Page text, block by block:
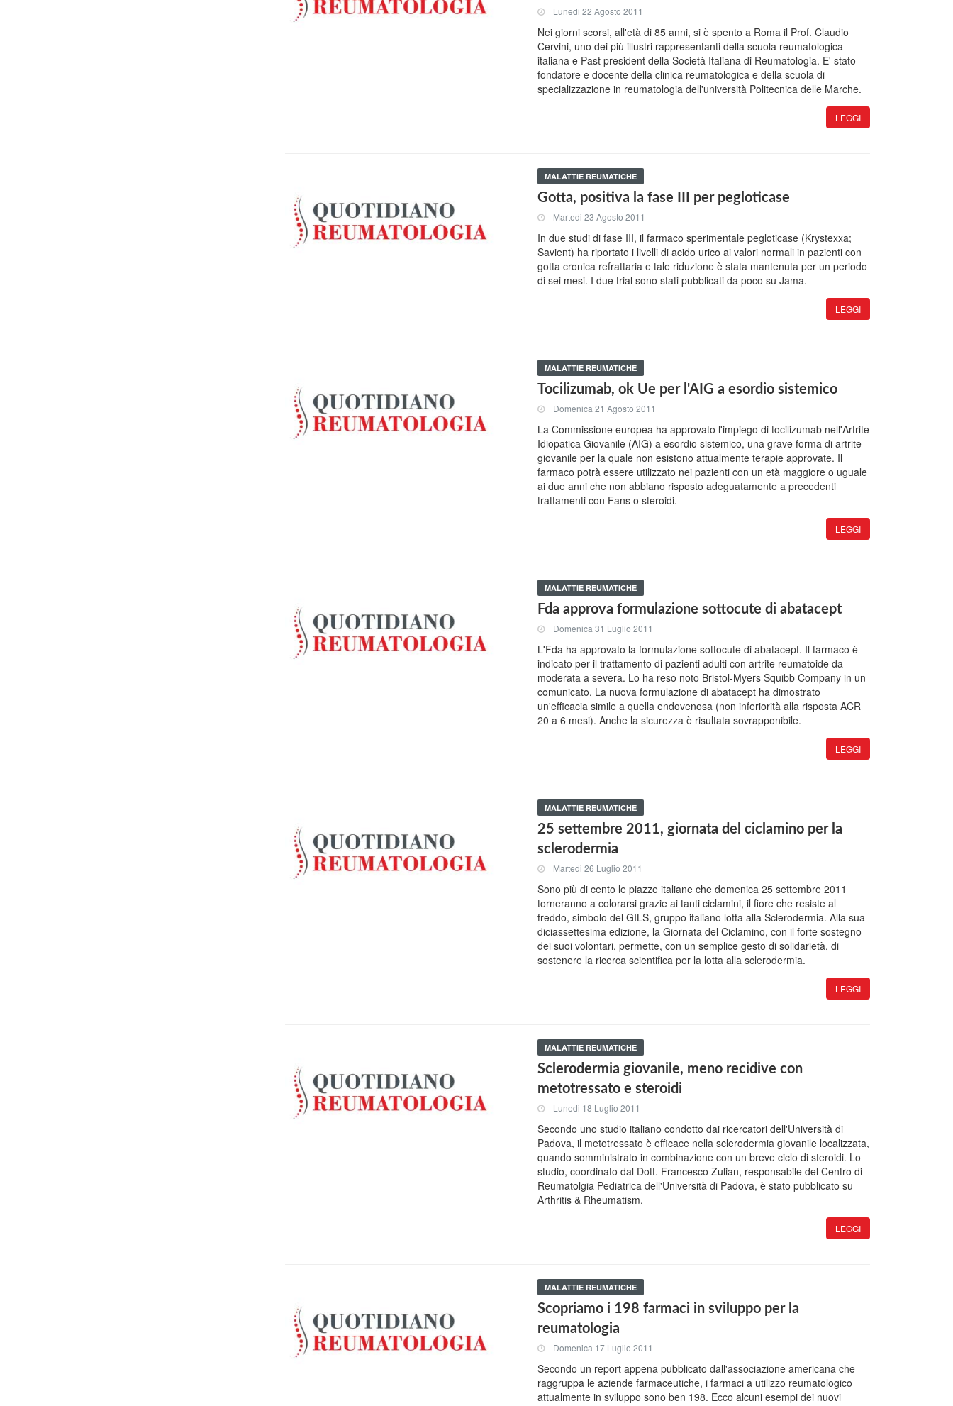
Lunedi 22 Agosto 2011
Nei giorni scorsi, all'età di 85 anni, si è spento a Roma il Prof. Claudio
Cervini, uno dei più illustri rappresentanti della scuola reumatologica
italiana e Past president della Società Italiana di Reumatologia. E' stato
fondatore e docente della clinica reumatologica e della scuola di
specializzazione in reumatologia dell'università Politecnica delle Marche.
LEGGI
MALATTIE REUMATICHE
Gotta, positiva la fase III per pegloticase
Martedi 23 Agosto 2011
In due studi di fase III, il farmaco sperimentale pegloticase (Krystexxa;
Savient) ha riportato i livelli di acido urico ai valori normali in pazienti con
gotta cronica refrattaria e tale riduzione è stata mantenuta per un periodo
di sei mesi. I due trial sono stati pubblicati da poco su Jama.
LEGGI
MALATTIE REUMATICHE
Tocilizumab, ok Ue per l'AIG a esordio sistemico
Domenica 21 Agosto 2011
La Commissione europea ha approvato l'impiego di tocilizumab nell'Artrite
Idiopatica Giovanile (AIG) a esordio sistemico, una grave forma di artrite
giovanile per la quale non esistono attualmente terapie approvate. Il
farmaco potrà essere utilizzato nei pazienti con un età maggiore o uguale
ai due anni che non abbiano risposto adeguatamente a precedenti
trattamenti con Fans o steroidi.
LEGGI
MALATTIE REUMATICHE
Fda approva formulazione sottocute di abatacept
Domenica 31 Luglio 2011
L'Fda ha approvato la formulazione sottocute di abatacept. Il farmaco è
indicato per il trattamento di pazienti adulti con artrite reumatoide da
moderata a severa. Lo ha reso noto Bristol-Myers Squibb Company in un
comunicato. La nuova formulazione di abatacept ha dimostrato
un'efficacia simile a quella endovenosa (non inferiorità alla risposta ACR
20 a 6 mesi). Anche la sicurezza è risultata sovrapponibile.
LEGGI
MALATTIE REUMATICHE
25 settembre 2011, giornata del ciclamino per la
sclerodermia
Martedi 26 Luglio 2011
Sono più di cento le piazze italiane che domenica 25 settembre 2011
torneranno a colorarsi grazie ai tanti ciclamini, il fiore che resiste al
freddo, simbolo del GILS, gruppo italiano lotta alla Sclerodermia. Alla sua
diciassettesima edizione, la Giornata del Ciclamino, con il forte sostegno
dei suoi volontari, permette, con un semplice gesto di solidarietà, di
sostenere la ricerca scientifica per la lotta alla sclerodermia.
LEGGI
MALATTIE REUMATICHE
Sclerodermia giovanile, meno recidive con
metotressato e steroidi
Lunedi 18 Luglio 2011
Secondo uno studio italiano condotto dai ricercatori dell'Università di
Padova, il metotressato è efficace nella sclerodermia giovanile localizzata,
quando somministrato in combinazione con un breve ciclo di steroidi. Lo
studio, coordinato dal Dott. Francesco Zulian, responsabile del Centro di
Reumatolgia Pediatrica dell'Università di Padova, è stato pubblicato su
Arthritis & Rheumatism.
LEGGI
MALATTIE REUMATICHE
Scopriamo i 198 farmaci in sviluppo per la
reumatologia
Domenica 17 Luglio 2011
Secondo un report appena pubblicato dall'associazione americana che
raggruppa le aziende farmaceutiche, i farmaci a utilizzo reumatologico
attualmente in sviluppo sono ben 198. Ecco alcuni esempi dei nuovi